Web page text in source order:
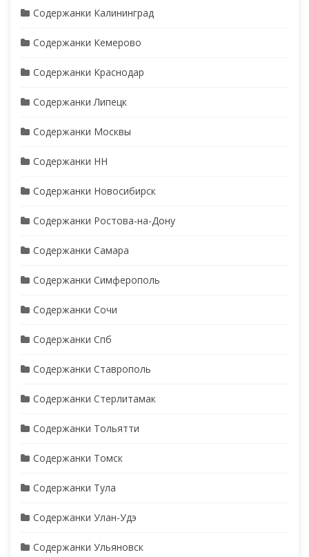
Содержанки Калининград
Содержанки Кемерово
Содержанки Краснодар
Содержанки Липецк
Содержанки Москвы
Содержанки НН
Содержанки Новосибирск
Содержанки Ростова-на-Дону
Содержанки Самара
Содержанки Симферополь
Содержанки Сочи
Содержанки Спб
Содержанки Ставрополь
Содержанки Стерлитамак
Содержанки Тольятти
Содержанки Томск
Содержанки Тула
Содержанки Улан-Удэ
Содержанки Ульяновск